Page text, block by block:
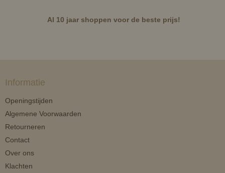
Al 10 jaar shoppen voor de beste prijs!
Informatie
Openingstijden
Algemene Voorwaarden
Retourneren
Contact
Over ons
Klachten